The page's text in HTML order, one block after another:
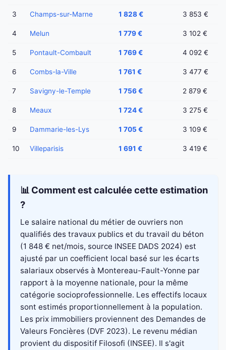
3 Champs-sur-Marne 1 828 € 3 853 €
4 Melun 1 779 € 3 102 €
5 Pontault-Combault 1 769 € 4 092 €
6 Combs-la-Ville 1 761 € 3 477 €
7 Savigny-le-Temple 1 756 € 2 879 €
8 Meaux 1 724 € 3 275 €
9 Dammarie-les-Lys 1 705 € 3 109 €
10 Villeparisis 1 691 € 3 419 €
📊 Comment est calculée cette estimation
?
Le salaire national du métier de ouvriers non
qualifiés des travaux publics et du travail du béton
(1 848 € net/mois, source INSEE DADS 2024) est
ajusté par un coefficient local basé sur les écarts
salariaux observés à Montereau-Fault-Yonne par
rapport à la moyenne nationale, pour la même
catégorie socioprofessionnelle. Les effectifs locaux
sont estimés proportionnellement à la population.
Les prix immobiliers proviennent des Demandes de
Valeurs Foncières (DVF 2023). Le revenu médian
provient du dispositif Filosofi (INSEE). Il s'agit